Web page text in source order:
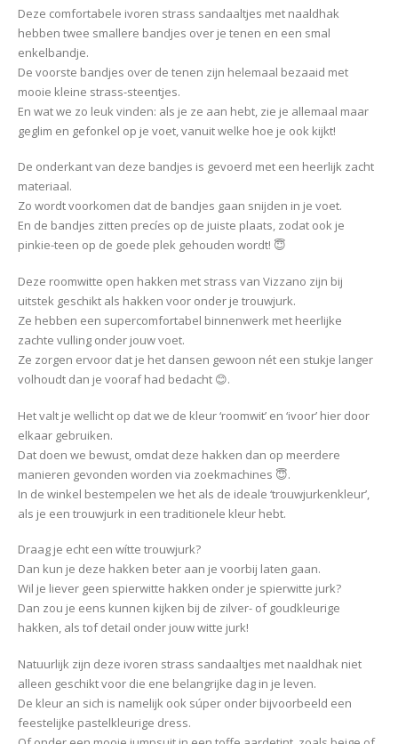
Deze comfortabele ivoren strass sandaaltjes met naaldhak
hebben twee smallere bandjes over je tenen en een smal
enkelbandje.
De voorste bandjes over de tenen zijn helemaal bezaaid met
mooie kleine strass-steentjes.
En wat we zo leuk vinden: als je ze aan hebt, zie je allemaal maar
geglim en gefonkel op je voet, vanuit welke hoe je ook kijkt!
De onderkant van deze bandjes is gevoerd met een heerlijk zacht
materiaal.
Zo wordt voorkomen dat de bandjes gaan snijden in je voet.
En de bandjes zitten precíes op de juiste plaats, zodat ook je
pinkie-teen op de goede plek gehouden wordt! 😇
Deze roomwitte open hakken met strass van Vizzano zijn bij
uitstek geschikt als hakken voor onder je trouwjurk.
Ze hebben een supercomfortabel binnenwerk met heerlijke
zachte vulling onder jouw voet.
Ze zorgen ervoor dat je het dansen gewoon nét een stukje langer
volhoudt dan je vooraf had bedacht 😊.
Het valt je wellicht op dat we de kleur ‘roomwit’ en ‘ivoor’ hier door
elkaar gebruiken.
Dat doen we bewust, omdat deze hakken dan op meerdere
manieren gevonden worden via zoekmachines 😇.
In de winkel bestempelen we het als de ideale ‘trouwjurkenkleur’,
als je een trouwjurk in een traditionele kleur hebt.
Draag je echt een wítte trouwjurk?
Dan kun je deze hakken beter aan je voorbij laten gaan.
Wil je liever geen spierwitte hakken onder je spierwitte jurk?
Dan zou je eens kunnen kijken bij de zilver- of goudkleurige
hakken, als tof detail onder jouw witte jurk!
Natuurlijk zijn deze ivoren strass sandaaltjes met naaldhak niet
alleen geschikt voor die ene belangrijke dag in je leven.
De kleur an sich is namelijk ook súper onder bijvoorbeeld een
feestelijke pastelkleurige dress.